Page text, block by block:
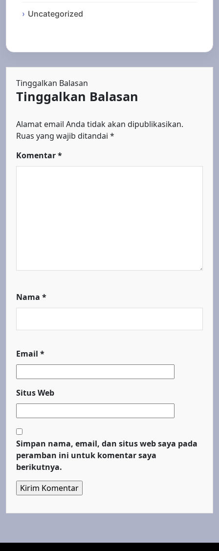
Uncategorized
Tinggalkan Balasan
Tinggalkan Balasan
Alamat email Anda tidak akan dipublikasikan.
Ruas yang wajib ditandai *
Komentar*
Nama *
Email *
Situs Web
Simpan nama, email, dan situs web saya pada
peramban ini untuk komentar saya
berikutnya.